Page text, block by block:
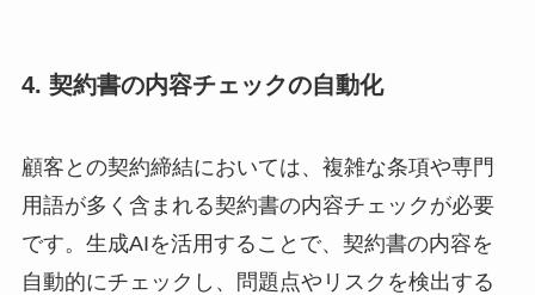
4. 契約書の内容チェックの自動化
顧客との契約締結においては、複雑な条項や専門
用語が多く含まれる契約書の内容チェックが必要
です。生成AIを活用することで、契約書の内容を
自動的にチェックし、問題点やリスクを検出する